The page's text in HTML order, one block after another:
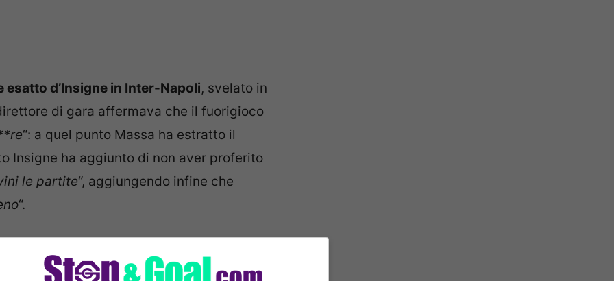
esatto d’Insigne in Inter-Napoli, svelato in
di gara affermava che il fuorigioco
“: a quel punto Massa ha estratto il
Insigne ha aggiunto di non aver proferito
le partite“, aggiungendo infine che
“.